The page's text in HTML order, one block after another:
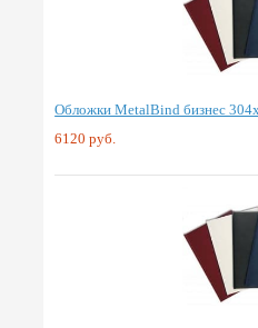
Обложки MetalBind бизнес
6120 руб.